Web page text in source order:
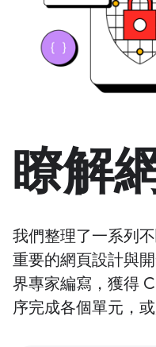
瞭解
我們整理了一系列
重要的網頁設計與
界專家編寫，獲得
序完成各個單元，